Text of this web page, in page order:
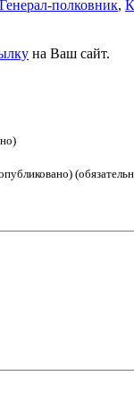
Генерал-полковник,
на Ваш сайт.